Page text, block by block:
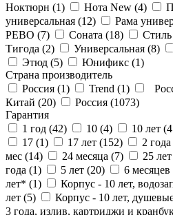
Ноктюрн (1) Нота New (4)
универсальная (12) Рама
РЕВО (7) Соната (18)
Тигода (2) Универсальная (8)
Этюд (5) Юнификс (1)
Страна производитель
Россия (1) Trend (1)
Китай (20) Россия (1073)
Гарантия
1 год (42) 10 (4) 10 лет (
17 (1) 17 лет (152) 2
мес (14) 24 месяца (7) 25
года (1) 5 лет (20) 6 месяцев
лет* (1)
Корпус - 10 лет,
лет (5)
Корпус - 10 лет,
3 года, излив, картриджи и